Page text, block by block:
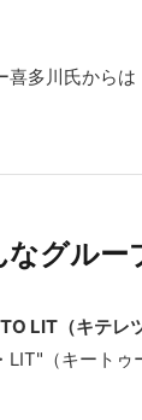
多川氏から
グルー
LIT（キテレツ
（キートゥ